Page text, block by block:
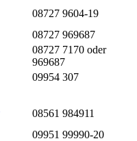
08727 9604-19
08727 969687
08727 7170 oder
969687
09954 307
08561 984911
09951 99990-20